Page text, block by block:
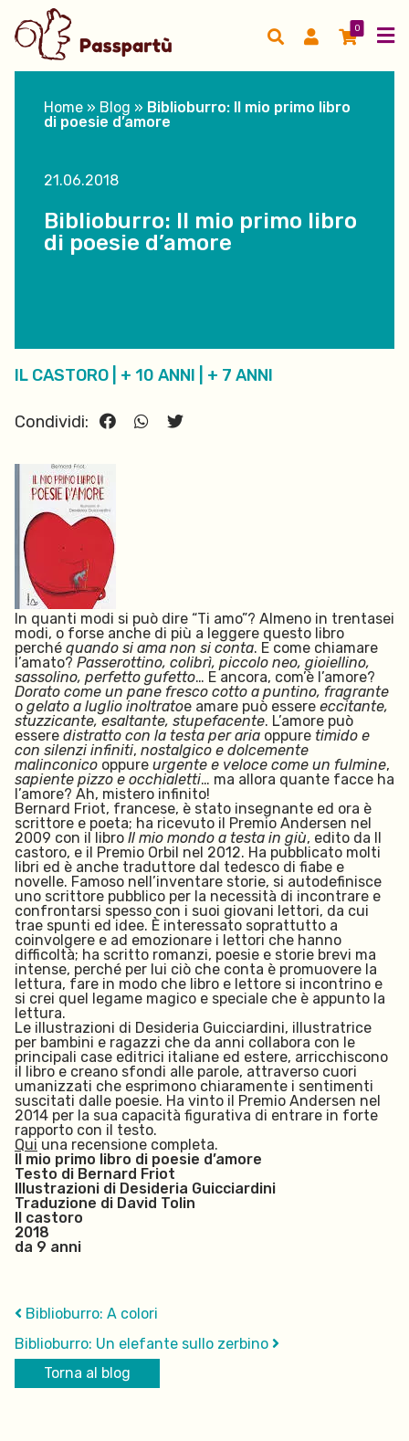
0
Home » Blog » Biblioburro: Il mio primo libro
di poesie d’amore
21.06.2018
Biblioburro: Il mio primo libro
di poesie d’amore
IL CASTORO + 10 ANNI + 7 ANNI
Condividi:
In quanti modi si può dire “Ti amo”? Almeno in trentasei
modi, o forse anche di più a leggere questo libro
perché quando si ama non si conta. E come chiamare
l’amato? Passerottino, colibrì, piccolo neo, gioiellino,
sassolino, perfetto gufetto… E ancora, com’è l’amore?
Dorato come un pane fresco cotto a puntino, fragrante
o gelato a luglio inoltratoe amare può essere eccitante,
stuzzicante, esaltante, stupefacente. L’amore può
essere distratto con la testa per aria oppure timido e
con silenzi infiniti, nostalgico e dolcemente
malinconico oppure urgente e veloce come un fulmine,
sapiente pizzo e occhialetti… ma allora quante facce ha
l’amore? Ah, mistero infinito!
Bernard Friot, francese, è stato insegnante ed ora è
scrittore e poeta; ha ricevuto il Premio Andersen nel
2009 con il libro Il mio mondo a testa in giù, edito da Il
castoro, e il Premio Orbil nel 2012. Ha pubblicato molti
libri ed è anche traduttore dal tedesco di fiabe e
novelle. Famoso nell’inventare storie, si autodefinisce
uno scrittore pubblico per la necessità di incontrare e
confrontarsi spesso con i suoi giovani lettori, da cui
trae spunti ed idee. È interessato soprattutto a
coinvolgere e ad emozionare i lettori che hanno
difficoltà; ha scritto romanzi, poesie e storie brevi ma
intense, perché per lui ciò che conta è promuovere la
lettura, fare in modo che libro e lettore si incontrino e
si crei quel legame magico e speciale che è appunto la
lettura.
Le illustrazioni di Desideria Guicciardini, illustratrice
per bambini e ragazzi che da anni collabora con le
principali case editrici italiane ed estere, arricchiscono
il libro e creano sfondi alle parole, attraverso cuori
umanizzati che esprimono chiaramente i sentimenti
suscitati dalle poesie. Ha vinto il Premio Andersen nel
2014 per la sua capacità figurativa di entrare in forte
rapporto con il testo.
Qui una recensione completa.
Il mio primo libro di poesie d’amore
Testo di Bernard Friot
Illustrazioni di Desideria Guicciardini
Traduzione di David Tolin
Il castoro
2018
da 9 anni
Biblioburro: A colori
Torna al blog
Biblioburro: Un elefante sullo zerbino